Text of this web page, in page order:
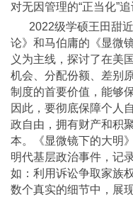
对无因管理的“正当化”追
2022级学硕王田甜
论》和马伯庸的《显微
义为主线，探讨了在美
机会、分配份额、差别
制度的首要价值，能够
因此，要彻底保障个人
政自由，拥有财产和积
本。《显微镜下的大明
明代基层政治事件，记
如：利用诉讼争取家族
数个真实的细节中，展